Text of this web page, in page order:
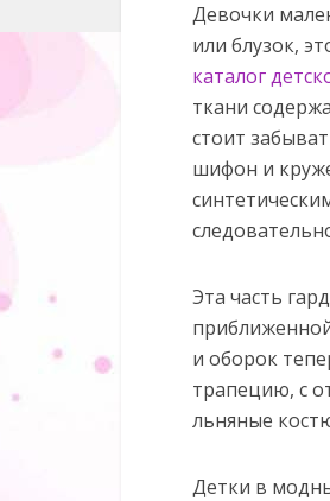
Девочки
или блузок,
каталог
ткани
стоит
шифон и
Эта часть
и оборок
трапецию, с
льняные
Детки в